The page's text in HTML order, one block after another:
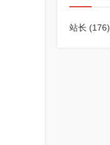
站长 (176)